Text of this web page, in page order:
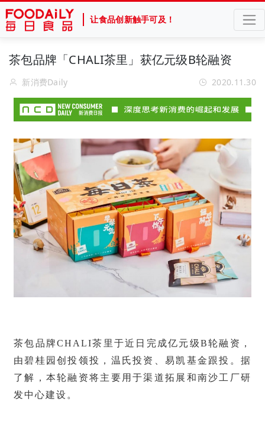
让食品创新触手可及！
茶包品牌「CHALI茶里」获亿元级B轮融资
新消费Daily 2020.11.30
茶包品牌CHALI茶里于近日完成亿元级B轮融资，
由碧桂园创投领投，温氏投资、易凯基金跟投。据
了解，本轮融资将主要用于渠道拓展和南沙工厂研
发中心建设。